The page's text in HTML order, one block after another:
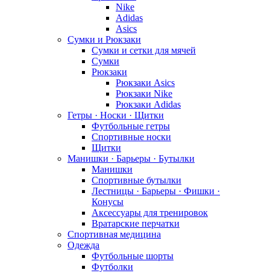
Nike
Adidas
Asics
Сумки и Рюкзаки
Сумки и сетки для мячей
Сумки
Рюкзаки
Рюкзаки Asics
Рюкзаки Nike
Рюкзаки Adidas
Гетры · Носки · Щитки
Футбольные гетры
Спортивные носки
Щитки
Манишки · Барьеры · Бутылки
Манишки
Спортивные бутылки
Лестницы · Барьеры · Фишки ·
Конусы
Аксессуары для тренировок
Вратарские перчатки
Спортивная медицина
Одежда
Футбольные шорты
Футболки